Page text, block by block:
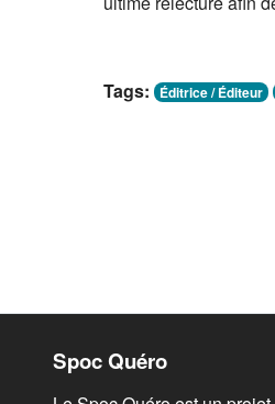
Tags:
Éditrice / Éditeur
Liens de
Spoc Quéro